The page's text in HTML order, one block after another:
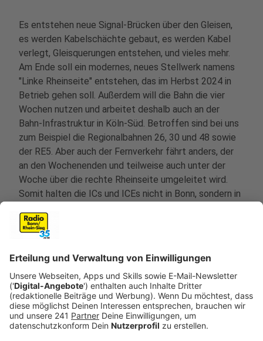
Es entstehen neue Signal-Brücken über den Gleisen,
es werden Kabelschächte gebaut, es werden Kabel
verlegt, Gleisquerungen entstehen, und vieles mehr.
Am Ende soll ein modernes, neues Stellwerk namens
"Linke Rheinseite" entstehen, das im Herbst 2024 in
Betrieb gehen soll. Außerdem will die Bahn die vier
Wochen nutzen und arbeitet deshalb auch an der
Bahn-Infrastruktur in Köln-Süd. Betroffen sind bei uns
zum Beispiel die Regionalbahnen 26, 30 und 48 sowie
der RE5. Aber auch der Fernverkehr fährt anders, der
an den Wochenenden und teilweise auch unter der
Woche über die rechte Rheinseite umgeleitet wird.
Somit halten die ICs und ICEs nicht in Bonn, sondern in
der Fahrt über die aktuelle Situation zu informieren,
zum Beispiel in der App
Das hier sind die absehbaren Änderungen im Überblick: